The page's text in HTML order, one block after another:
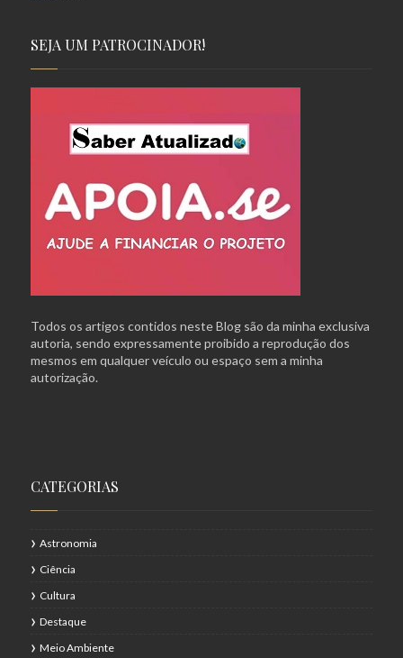
SEJA UM PATROCINADOR!
Todos os artigos contidos neste Blog são da minha exclusiva
autoria, sendo expressamente proibido a reprodução dos
mesmos em qualquer veículo ou espaço sem a minha
autorização.
CATEGORIAS
Astronomia
Ciência
Cultura
Destaque
Meio Ambiente